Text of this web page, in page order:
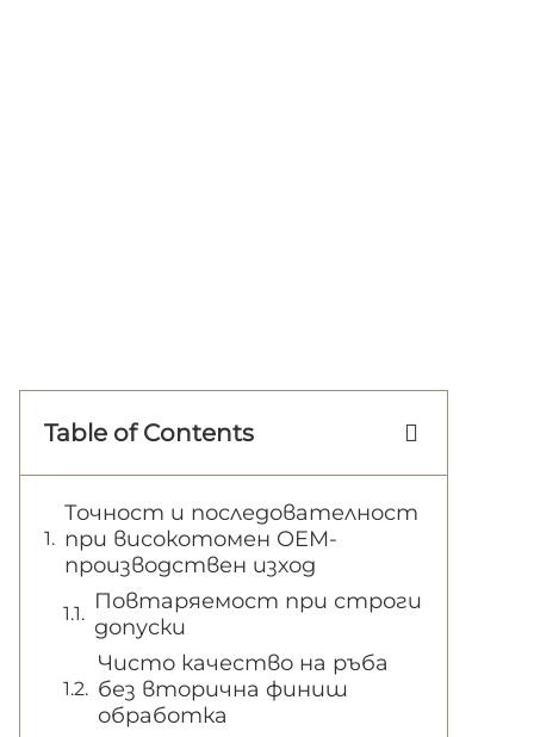
Table of Contents
Точност и последователност
при високотомен OEM-
производствен изход
Повтаряемост при строги
допуски
Чисто качество на ръба
без вторична финиш
обработка